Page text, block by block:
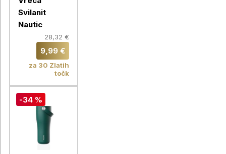
Svilanit
Nautic
28,32 €
9,99 €
za 30 Zlatih
točk
-34 %